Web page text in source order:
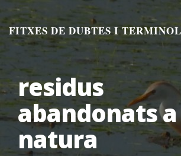
Aneu
al
contingut
FITXES DE DUBTES I
residus
abandonats
natura